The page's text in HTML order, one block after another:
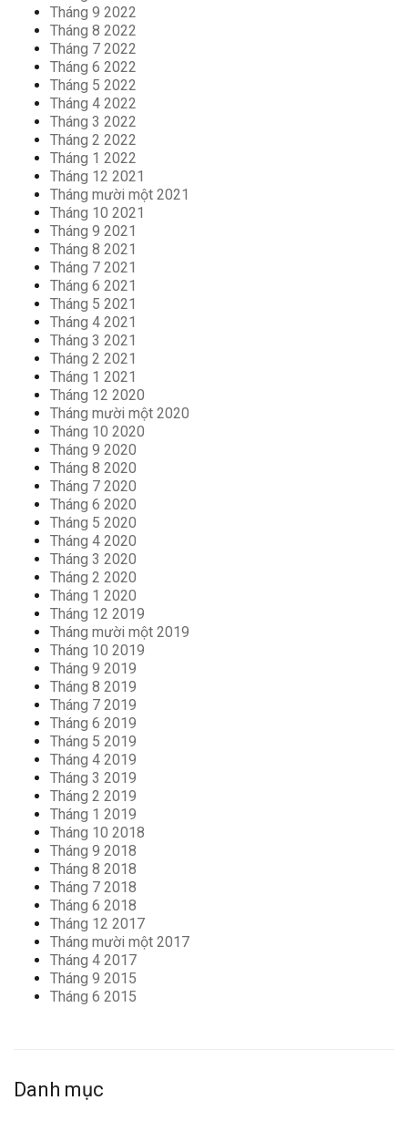
Tháng 9 2022
Tháng 8 2022
Tháng 7 2022
Tháng 6 2022
Tháng 5 2022
Tháng 4 2022
Tháng 3 2022
Tháng 2 2022
Tháng 1 2022
Tháng 12 2021
Tháng mười một 2021
Tháng 10 2021
Tháng 9 2021
Tháng 8 2021
Tháng 7 2021
Tháng 6 2021
Tháng 5 2021
Tháng 4 2021
Tháng 3 2021
Tháng 2 2021
Tháng 1 2021
Tháng 12 2020
Tháng mười một 2020
Tháng 10 2020
Tháng 9 2020
Tháng 8 2020
Tháng 7 2020
Tháng 6 2020
Tháng 5 2020
Tháng 4 2020
Tháng 3 2020
Tháng 2 2020
Tháng 1 2020
Tháng 12 2019
Tháng mười một 2019
Tháng 10 2019
Tháng 9 2019
Tháng 8 2019
Tháng 7 2019
Tháng 6 2019
Tháng 5 2019
Tháng 4 2019
Tháng 3 2019
Tháng 2 2019
Tháng 1 2019
Tháng 10 2018
Tháng 9 2018
Tháng 8 2018
Tháng 7 2018
Tháng 6 2018
Tháng 12 2017
Tháng mười một 2017
Tháng 4 2017
Tháng 9 2015
Tháng 6 2015
Danh mục